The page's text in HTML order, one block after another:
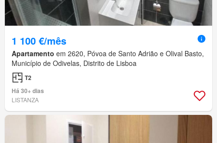
1 100 €/mês
Apartamento em 2620, Póvoa de Santo Adrião e Olival Basto,
Município de Odivelas, Distrito de Lisboa
T2
Há 30+ dias
LISTANZA